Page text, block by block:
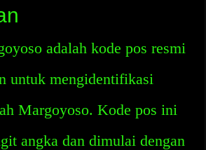
adalah kode pos resmi
untuk mengidentifikasi
Margoyoso. Kode pos ini
angka dan dimulai dengan